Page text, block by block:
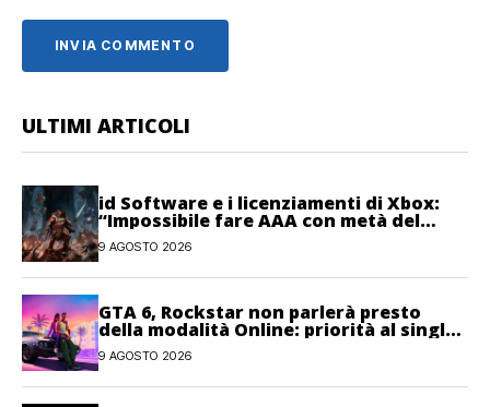
ULTIMI ARTICOLI
id Software e i licenziamenti di Xbox:
“Impossibile fare AAA con metà del
personale”
9 AGOSTO 2026
GTA 6, Rockstar non parlerà presto
della modalità Online: priorità al single-
player
9 AGOSTO 2026